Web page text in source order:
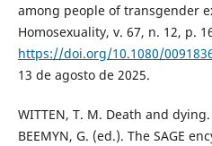
among people of transgender
Homosexuality, v. 67, n. 12, p.
https://doi.org/10.1080/
13 de agosto de 2025.
WITTEN, T. M. Death and dying.
BEEMYN, G. (ed.). The SAGE